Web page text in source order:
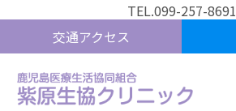
TEL.099-257-8691
交通アクセス